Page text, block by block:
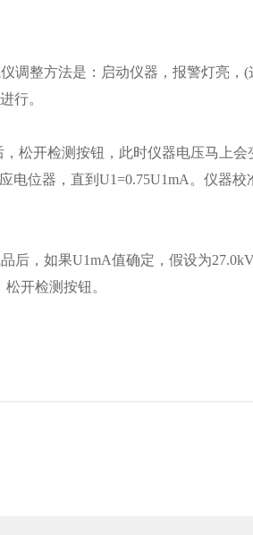
整方法是：启动仪器，报警灯亮，
行。
开检测按钮，此时仪器电压马上会
电位器，直到U1=0.75U1mA。仪器
，如果U1mA值确定，假设为
开检测按钮。